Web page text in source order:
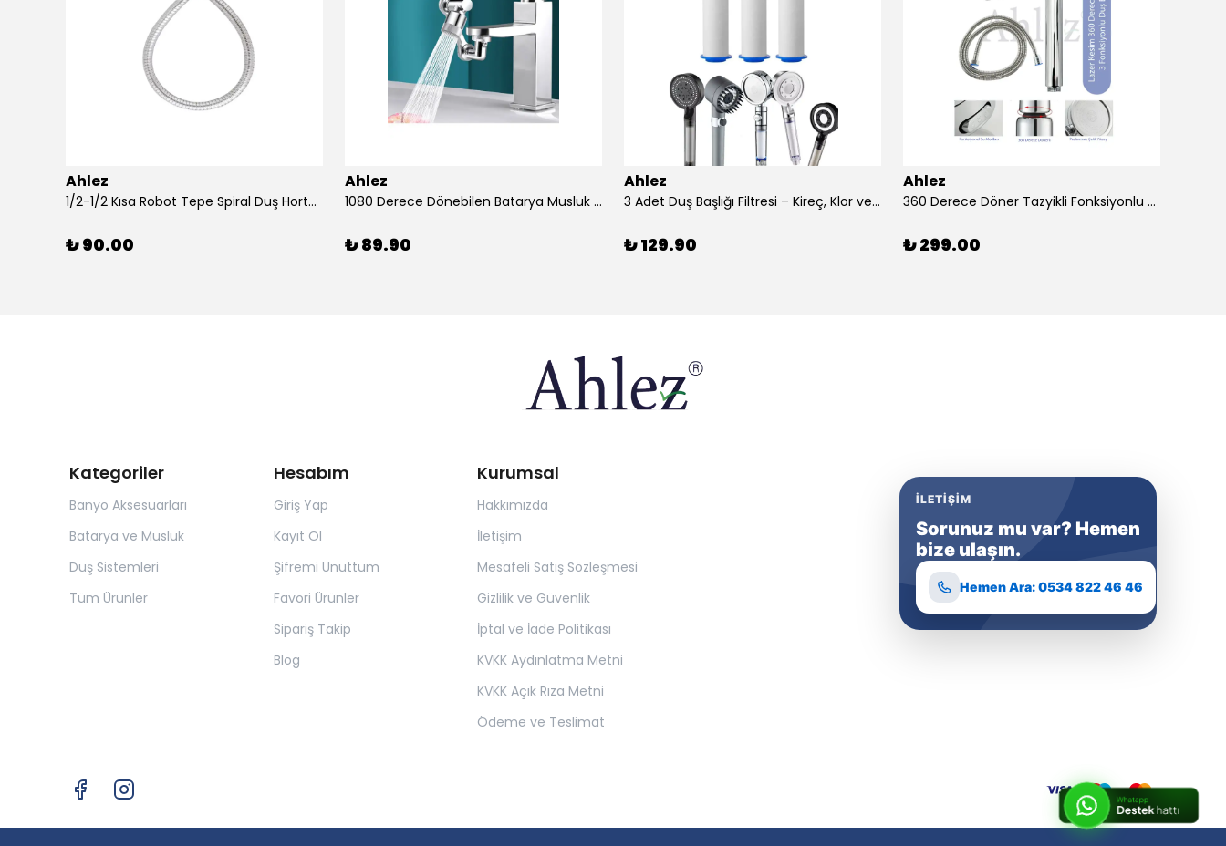
Ahlez
1/2-1/2 Kısa Robot Tepe Spiral Duş Hortumu 60cm
₺ 90.00
Ahlez
1080 Derece Dönebilen Batarya Musluk Başlığı Krom Batarya 2 Fonksiyonlu Musluk Başlığı
₺ 89.90
Ahlez
3 Adet Duş Başlığı Filtresi – Kireç, Klor ve Pas Önleyici Yedek Filtre Seti
₺ 129.90
Ahlez
360 Derece Döner Tazyikli Fonksiyonlu Duş Başlığı Yapışkan Mafsallı Duş Sistemi
₺ 299.00
Kategoriler
Banyo Aksesuarları
Batarya ve Musluk
Duş Sistemleri
Tüm Ürünler
Hesabım
Giriş Yap
Kayıt Ol
Şifremi Unuttum
Favori Ürünler
Sipariş Takip
Blog
Kurumsal
Hakkımızda
İletişim
Mesafeli Satış Sözleşmesi
Gizlilik ve Güvenlik
İptal ve İade Politikası
KVKK Aydınlatma Metni
KVKK Açık Rıza Metni
Ödeme ve Teslimat
İLETIŞIM
Sorunuz mu var? Hemen
bize ulaşın.
Hemen Ara: 0534 822 46 46